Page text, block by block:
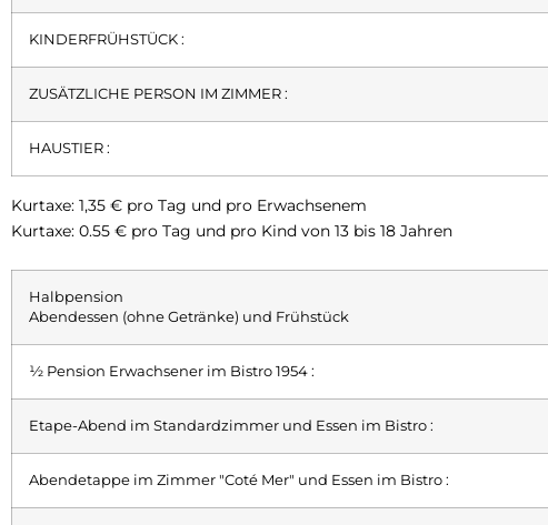
KINDERFRÜHSTÜCK :
ZUSÄTZLICHE PERSON IM ZIMMER :
HAUSTIER :
Kurtaxe: 1,35 € pro Tag und pro Erwachsenem
Kurtaxe: 0.55 € pro Tag und pro Kind von 13 bis 18 Jahren
Halbpension
Abendessen (ohne Getränke) und Frühstück
½ Pension Erwachsener im Bistro 1954 :
Etape-Abend im Standardzimmer und Essen im Bistro :
Abendetappe im Zimmer "Coté Mer" und Essen im Bistro :